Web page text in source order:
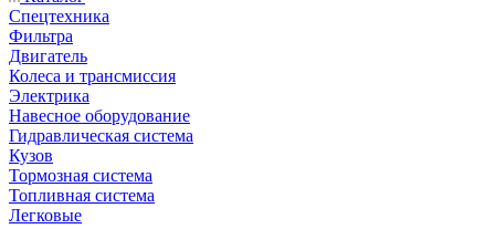
Спецтехника
Фильтра
Двигатель
Колеса и трансмиссия
Электрика
Навесное оборудование
Гидравлическая система
Кузов
Тормозная система
Топливная система
Легковые